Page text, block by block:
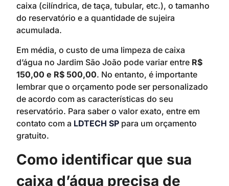
caixa (cilíndrica, de taça, tubular, etc.), o tamanho
do reservatório e a quantidade de sujeira
acumulada.
Em média, o custo de uma limpeza de caixa
d’água no Jardim São João pode variar entre R$
150,00 e R$ 500,00. No entanto, é importante
lembrar que o orçamento pode ser personalizado
de acordo com as características do seu
reservatório. Para saber o valor exato, entre em
contato com a LDTECH SP para um orçamento
gratuito.
Como identificar que sua
caixa d’água precisa de